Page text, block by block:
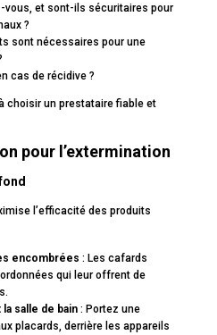
vous, et sont-ils sécuritaires pour
?
sont nécessaires pour une
cas de récidive ?
choisir un prestataire fiable et
pour l’extermination
l’efficacité des produits
encombrées : Les cafards
qui leur offrent de
salle de bain : Portez une
placards, derrière les appareils